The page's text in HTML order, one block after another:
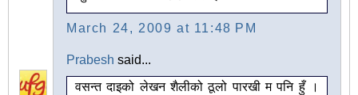
March 24, 2009 at 11:48 PM
Prabesh said...
वसन्त दाइको लेखन शैलीको ठूलो पारखी म पनि हुँ ।